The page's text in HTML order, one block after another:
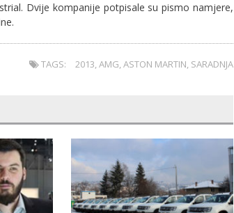
Dvije kompanije potpisale su pismo namjere,
TAGS: 2013,AMG,ASTON MARTIN, SARADNJA